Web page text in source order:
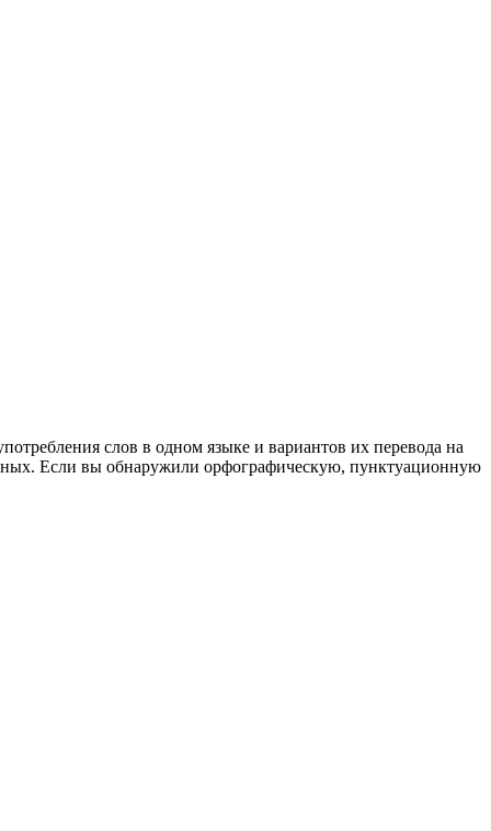
слов в одном языке и вариантов их перевода на
Если вы обнаружили орфографическую, пунктуационную